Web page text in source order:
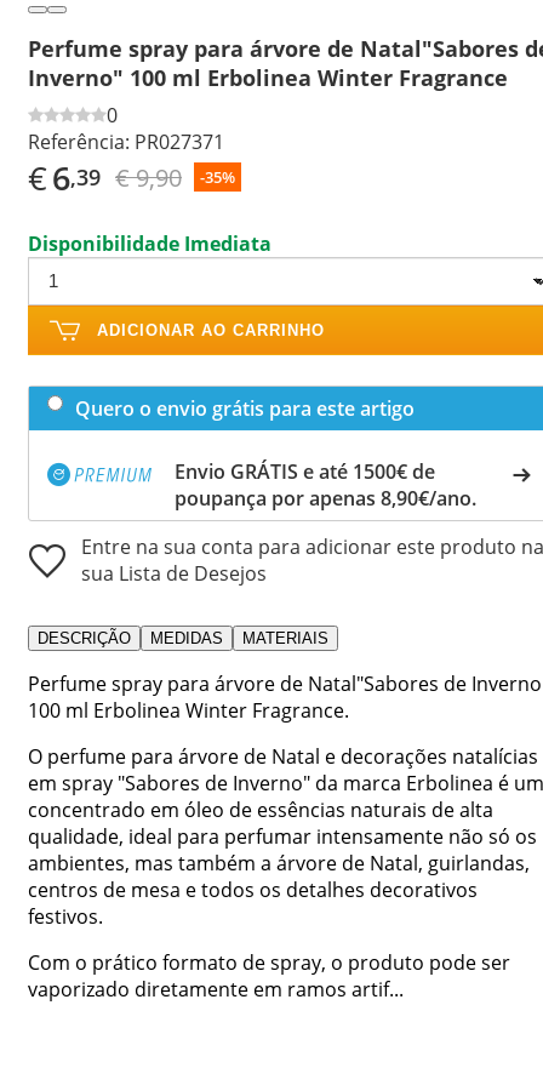
Perfume spray para árvore de Natal"Sabores
Inverno" 100 ml Erbolinea Winter Fragrance
0
Referência: PR027371
€6,39 € 9,90 -35%
Disponibilidade Imediata
ADICIONAR AO CARRINHO
Quero o envio grátis para este artigo
Envio GRÁTIS e até 1500€ de
poupança por apenas 8,90€/ano.
Entre na sua conta para adicionar este produto na
sua Lista de Desejos
DESCRIÇÃO MEDIDAS MATERIAIS
Perfume spray para árvore de Natal"Sabores de
100 ml Erbolinea Winter Fragrance.
O perfume para árvore de Natal e decorações natalícias
em spray "Sabores de Inverno" da marca Erbolinea é um
concentrado em óleo de essências naturais de alta
qualidade, ideal para perfumar intensamente não só os
ambientes, mas também a árvore de Natal, guirlandas,
centros de mesa e todos os detalhes decorativos
festivos.
Com o prático formato de spray, o produto pode ser
vaporizado diretamente em ramos artif...